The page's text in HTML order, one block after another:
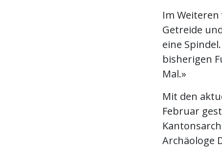
Im
Getreide
eine
bisherigen
Mal.»
Mit den
Februar
Archäologe